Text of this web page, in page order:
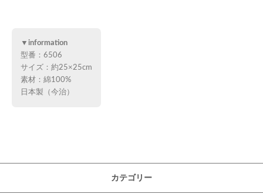
▼information
型番：6506
サイズ：約25×25cm
素材：綿100%
日本製（今治）
カテゴリー